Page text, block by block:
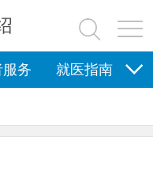
服务 就医指南